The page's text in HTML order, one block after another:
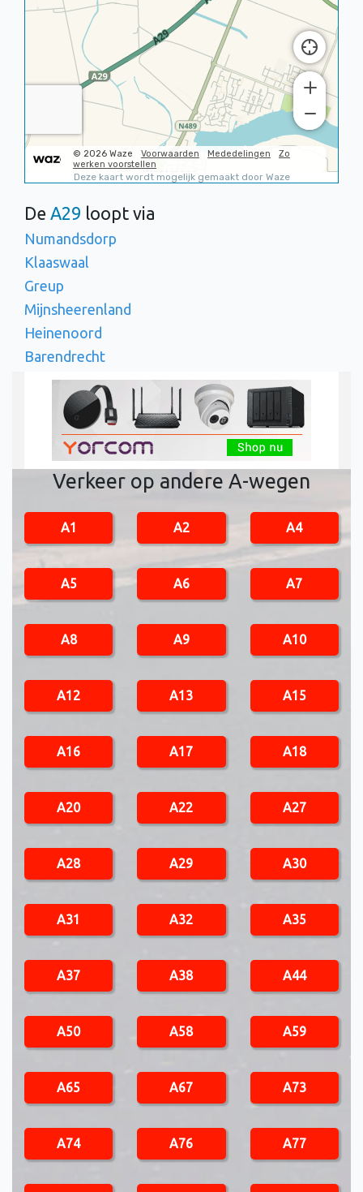
De A29 loopt via
Numandsdorp
Klaaswaal
Greup
Mijnsheerenland
Heinenoord
Barendrecht
Verkeer op andere A-wegen
A1 A2 A4
A5 A6 A7
A8 A9 A10
A12 A13 A15
A16 A17 A18
A20 A22 A27
A28 A29 A30
A31 A32 A35
A37 A38 A44
A50 A58 A59
A65 A67 A73
A74 A76 A77